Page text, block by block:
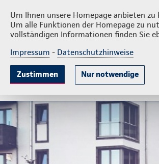
Um Ihnen unsere Homepage anbieten
Um alle Funktionen der Homepage zu
vollständigen Informationen finden Sie
Impressum - Datenschutzhinweise
Zustimmen Nur notwendige
Jörg-Harald Krantz
Krankenversicherung